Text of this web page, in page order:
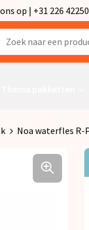
op | +31 226
Noa waterfles R-